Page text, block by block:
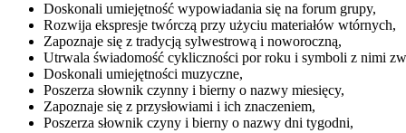
Doskonali umiejętność wypowiadania się na forum grupy,
Rozwija ekspresje twórczą przy użyciu materiałów wtórnych,
Zapoznaje się z tradycją sylwestrową i noworoczną,
Utrwala świadomość cykliczności por roku i symboli z nimi
Doskonali umiejętności muzyczne,
Poszerza słownik czynny i bierny o nazwy miesięcy,
Zapoznaje się z przysłowiami i ich znaczeniem,
Poszerza słownik czyny i bierny o nazwy dni tygodni,